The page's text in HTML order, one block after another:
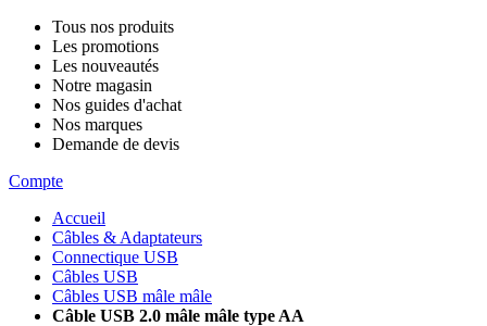
Tous nos produits
Les promotions
Les nouveautés
Notre magasin
Nos guides d'achat
Nos marques
Demande de devis
Compte
Accueil
Câbles & Adaptateurs
Connectique USB
Câbles USB
Câbles USB mâle mâle
Câble USB 2.0 mâle mâle type AA